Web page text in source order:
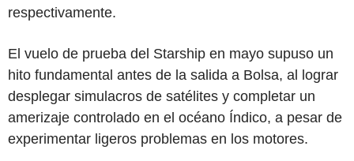
respectivamente.
El vuelo de prueba del Starship en mayo supuso un
hito fundamental antes de la salida a Bolsa, al lograr
desplegar simulacros de satélites y completar un
amerizaje controlado en el océano Índico, a pesar de
experimentar ligeros problemas en los motores.